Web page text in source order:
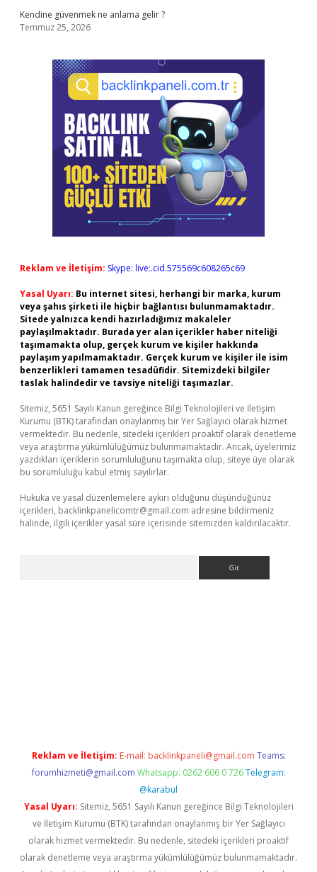
Kendine güvenmek ne anlama gelir ?
Temmuz 25, 2026
Reklam ve İletişim: Skype: live:.cid.575569c608265c69
Yasal Uyarı: Bu internet sitesi, herhangi bir marka, kurum
veya şahıs şirketi ile hiçbir bağlantısı bulunmamaktadır.
Sitede yalnızca kendi hazırladığımız makaleler
paylaşılmaktadır. Burada yer alan içerikler haber niteliği
taşımamakta olup, gerçek kurum ve kişiler hakkında
paylaşım yapılmamaktadır. Gerçek kurum ve kişiler ile isim
benzerlikleri tamamen tesadüfidir. Sitemizdeki bilgiler
taslak halindedir ve tavsiye niteliği taşımazlar.
Sitemiz, 5651 Sayılı Kanun gereğince Bilgi Teknolojileri ve İletişim
Kurumu (BTK) tarafından onaylanmış bir Yer Sağlayıcı olarak hizmet
vermektedir. Bu nedenle, sitedeki içerikleri proaktif olarak denetleme
veya araştırma yükümlülüğümüz bulunmamaktadır. Ancak, üyelerimiz
yazdıkları içeriklerin sorumluluğunu taşımakta olup, siteye üye olarak
bu sorumluluğu kabul etmiş sayılırlar.
Hukuka ve yasal düzenlemelere aykırı olduğunu düşündüğünüz
içerikleri, backlinkpanelicomtr@gmail.com adresine bildirmeniz
halinde, ilgili içerikler yasal süre içerisinde sitemizden kaldırılacaktır.
Reklam ve İletişim: E-mail: backlinkpaneli@gmail.com Teams:
forumhizmeti@gmail.com Whatsapp: 0262 606 0 726 Telegram:
@karabul
Yasal Uyarı: Sitemiz, 5651 Sayılı Kanun gereğince Bilgi Teknolojileri
ve İletişim Kurumu (BTK) tarafından onaylanmış bir Yer Sağlayıcı
olarak hizmet vermektedir. Bu nedenle, sitedeki içerikleri proaktif
olarak denetleme veya araştırma yükümlülüğümüz bulunmamaktadır.